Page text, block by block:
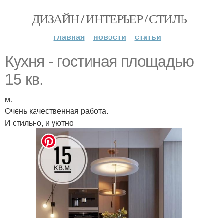
ДИЗАЙН / ИНТЕРЬЕР / СТИЛЬ
главная новости статьи
Кухня - гостиная площадью
15 кв.
м.
Очень качественная работа.
И стильно, и уютно